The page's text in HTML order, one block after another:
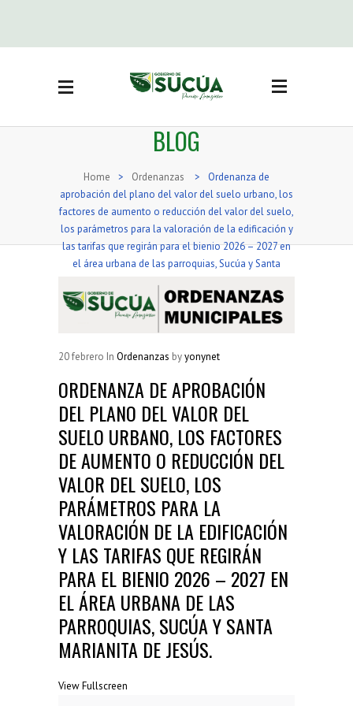
(19)
Noticias(416)
Ordenanzas(71)
Reglamentos
Resoluciones(74)
Resoluciones Concejo
Resoluciones Municipales
Silla Vacía(178)
Sin categoría
SÍGUENOS...
BLOG
Home > Ordenanzas >
Ordenanza de
aprobación del plano del valor del suelo urbano, los
factores de aumento o reducción del valor del suelo,
los parámetros para la valoración de la edificación y
las tarifas que regirán para el bienio 2026 – 2027 en
el área urbana de las parroquias, Sucúa y Santa
20febrero In Ordenanzas byyonynet
ORDENANZA DE APROBACIÓN
DEL PLANO DEL VALOR DEL
SUELO URBANO, LOS FACTORES
DE AUMENTO O REDUCCIÓN DEL
VALOR DEL SUELO, LOS
PARÁMETROS PARA LA
VALORACIÓN DE LA EDIFICACIÓN
Y LAS TARIFAS QUE REGIRÁN
PARA EL BIENIO 2026 – 2027 EN
EL ÁREA URBANA DE LAS
PARROQUIAS, SUCÚA Y SANTA
MARIANITA DE JESÚS.
View Fullscreen